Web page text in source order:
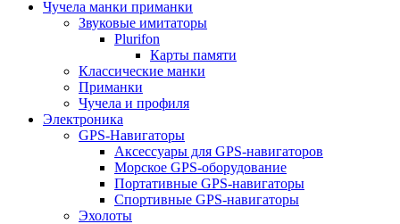
Чучела манки приманки
Звуковые имитаторы
Plurifon
Карты памяти
Классические манки
Приманки
Чучела и профиля
Электроника
GPS-Навигаторы
Аксессуары для GPS-навигаторов
Морское GPS-оборудование
Портативные GPS-навигаторы
Спортивные GPS-навигаторы
Эхолоты